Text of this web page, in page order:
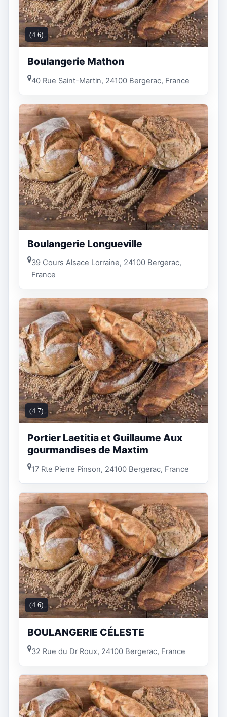
(4.6)
Boulangerie Mathon
40 Rue Saint-Martin, 24100 Bergerac, France
Boulangerie Longueville
39 Cours Alsace Lorraine, 24100 Bergerac,
France
(4.7)
Portier Laetitia et Guillaume Aux
gourmandises de Maxtim
17 Rte Pierre Pinson, 24100 Bergerac, France
(4.6)
BOULANGERIE CÉLESTE
32 Rue du Dr Roux, 24100 Bergerac, France